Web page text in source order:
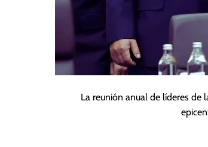
La reunión anual de líderes de